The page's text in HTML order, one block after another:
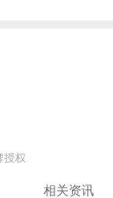
授权
相关资讯